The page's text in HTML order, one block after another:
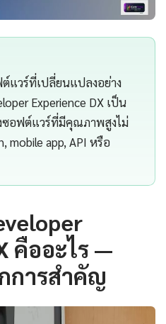
แวร์ที่เปลี่ยนแปลงอย่าง
Experience DX เป็น
อฟต์แวร์ที่มีคุณภาพสูงไม่
mobile app, API หรือ
คืออะไร —
การสำคัญ